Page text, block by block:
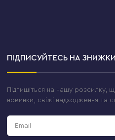
ПІДПИСУЙТЕСЬ НА
Підпишіться на нашу розсилку,
новинки, свіжі надходження та